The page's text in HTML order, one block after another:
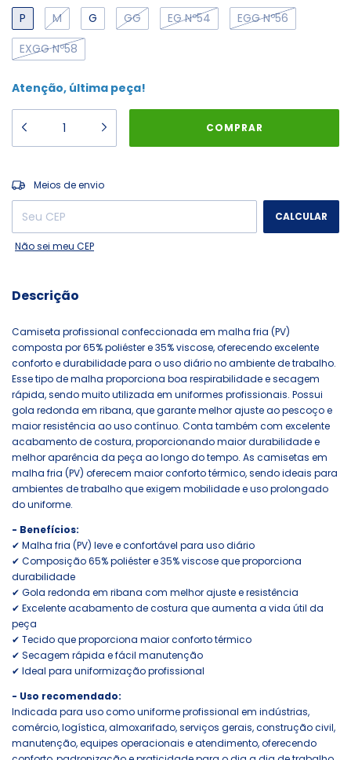
P M G GG EG Nº54
EGG Nº56
EXGG Nº58
Atenção, última peça!
Entregas para o CEP:
Meios de envio
CALCULAR
Não sei meu CEP
Descrição
Camiseta profissional confeccionada em malha fria (PV)
composta por 65% poliéster e 35% viscose, oferecendo excelente
conforto e durabilidade para o uso diário no ambiente de trabalho.
Esse tipo de malha proporciona boa respirabilidade e secagem
rápida, sendo muito utilizada em uniformes profissionais. Possui
gola redonda em ribana, que garante melhor ajuste ao pescoço e
maior resistência ao uso contínuo. Conta também com excelente
acabamento de costura, proporcionando maior durabilidade e
melhor aparência da peça ao longo do tempo. As camisetas em
malha fria (PV) oferecem maior conforto térmico, sendo ideais para
ambientes de trabalho que exigem mobilidade e uso prolongado
do uniforme.
- Benefícios:
✔ Malha fria (PV) leve e confortável para uso diário
✔ Composição 65% poliéster e 35% viscose que proporciona
durabilidade
✔ Gola redonda em ribana com melhor ajuste e resistência
✔ Excelente acabamento de costura que aumenta a vida útil da
peça
✔ Tecido que proporciona maior conforto térmico
✔ Secagem rápida e fácil manutenção
✔ Ideal para uniformização profissional
- Uso recomendado:
Indicada para uso como uniforme profissional em indústrias,
comércio, logística, almoxarifado, serviços gerais, construção civil,
manutenção, equipes operacionais e atendimento, oferecendo